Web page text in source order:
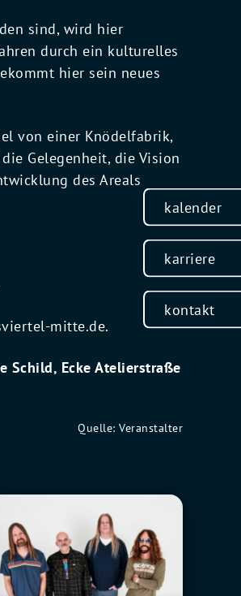
kalender
karriere
kontakt
sind, wird hier
durch ein kulturelles
hier sein neues
von einer Knödelfabrik,
Gelegenheit, die Vision
des Areals
mitte.de.
Schild, Ecke Atelierstraße
Quelle: Veranstalter